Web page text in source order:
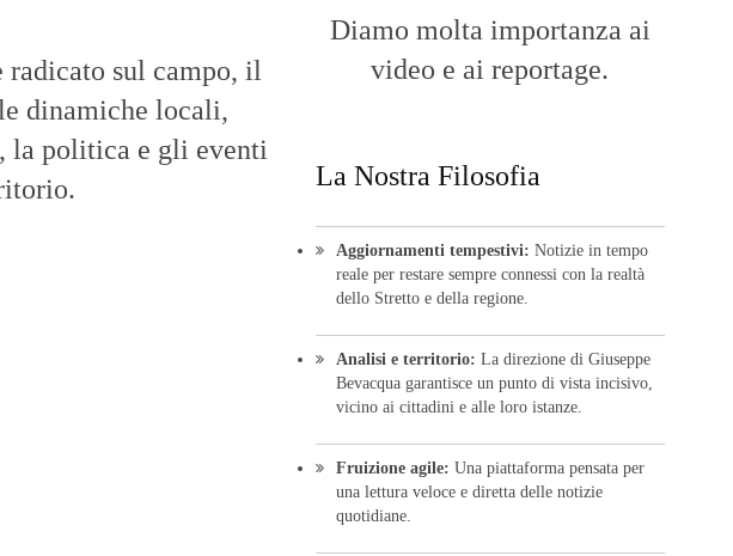
sul campo, il
dinamiche locali,
la politica e gli eventi
Diamo molta importanza ai
video e ai reportage.
La Nostra Filosofia
Aggiornamenti tempestivi: Notizie in tempo
reale per restare sempre connessi con la realtà
dello Stretto e della regione.
Analisi e territorio: La direzione di Giuseppe
Bevacqua garantisce un punto di vista incisivo,
vicino ai cittadini e alle loro istanze.
Fruizione agile: Una piattaforma pensata per
una lettura veloce e diretta delle notizie
quotidiane.